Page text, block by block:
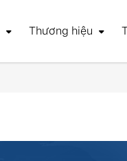
Thương hiệu